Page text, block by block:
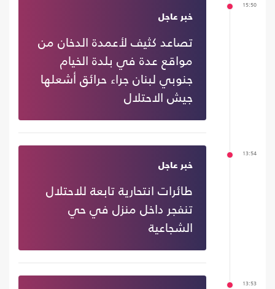
15:50
خبر عاجل
تصاعد كثيف لأعمدة الدخان من
مواقع عدة في بلدة الخيام
جنوبي لبنان جراء حرائق أشعلها
جيش الاحتلال
13:54
خبر عاجل
طائرات انتحارية تابعة للاحتلال
تنفجر داخل منزل في حي
الشجاعية
13:53